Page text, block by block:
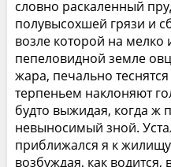
словно раскаленный
полувысохшей грязи и
возле которой на мелко
пепеловидной земле
жара, печально
терпеньем наклоняют
будто выжидая, когда ж
невыносимый зной.
приближался я к
возбуждая, как